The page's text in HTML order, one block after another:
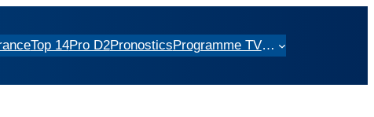
Top 14Pro D2PronosticsProgramme TV…